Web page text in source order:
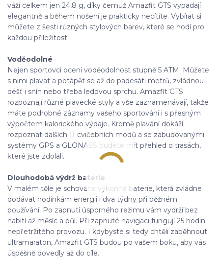
váží celkem jen 24,8 g, díky čemuž Amazfit GTS vypadají
elegantně a během nošení je prakticky necítíte. Vybírat si
můžete z šesti různých stylových barev, které se hodí pro
každou příležitost.
Voděodolné
Nejen sportovci ocení voděodolnost stupně 5 ATM. Můžete
s nimi plavat a potápět se až do padesáti metrů, zvládnou
déšť i sníh nebo třeba ledovou sprchu. Amazfit GTS
rozpoznají různé plavecké styly a vše zaznamenávají, takže
máte podrobné záznamy vašeho sportování i s přesným
výpočtem kalorického výdaje. Kromě plavání dokáží
rozpoznat dalších 11 cvičebních módů a se zabudovanými
systémy GPS a GLONASS budete mít přehled o trasách,
které jste zdolali.
Dlouhodobá výdrž baterie
V malém těle je schována výkonná baterie, která zvládne
dodávat hodinkám energii i dva týdny při běžném
používání. Po zapnutí úsporného režimu vám vydrží bez
nabití až měsíc a půl. Při zapnuté navigaci fungují 25 hodin
nepřetržitého provozu. I kdybyste si tedy chtěli zaběhnout
ultramaraton, Amazfit GTS budou po vašem boku, aby vás
úspěšně dovedly až do cíle.